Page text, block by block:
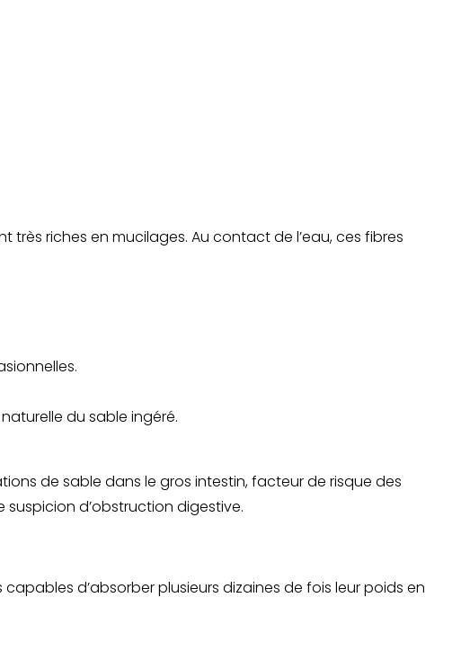
très riches en mucilages. Au contact de l’eau, ces fibres
du sable ingéré.
de sable dans le gros intestin, facteur de risque des
d’obstruction digestive.
d’absorber plusieurs dizaines de fois leur poids en